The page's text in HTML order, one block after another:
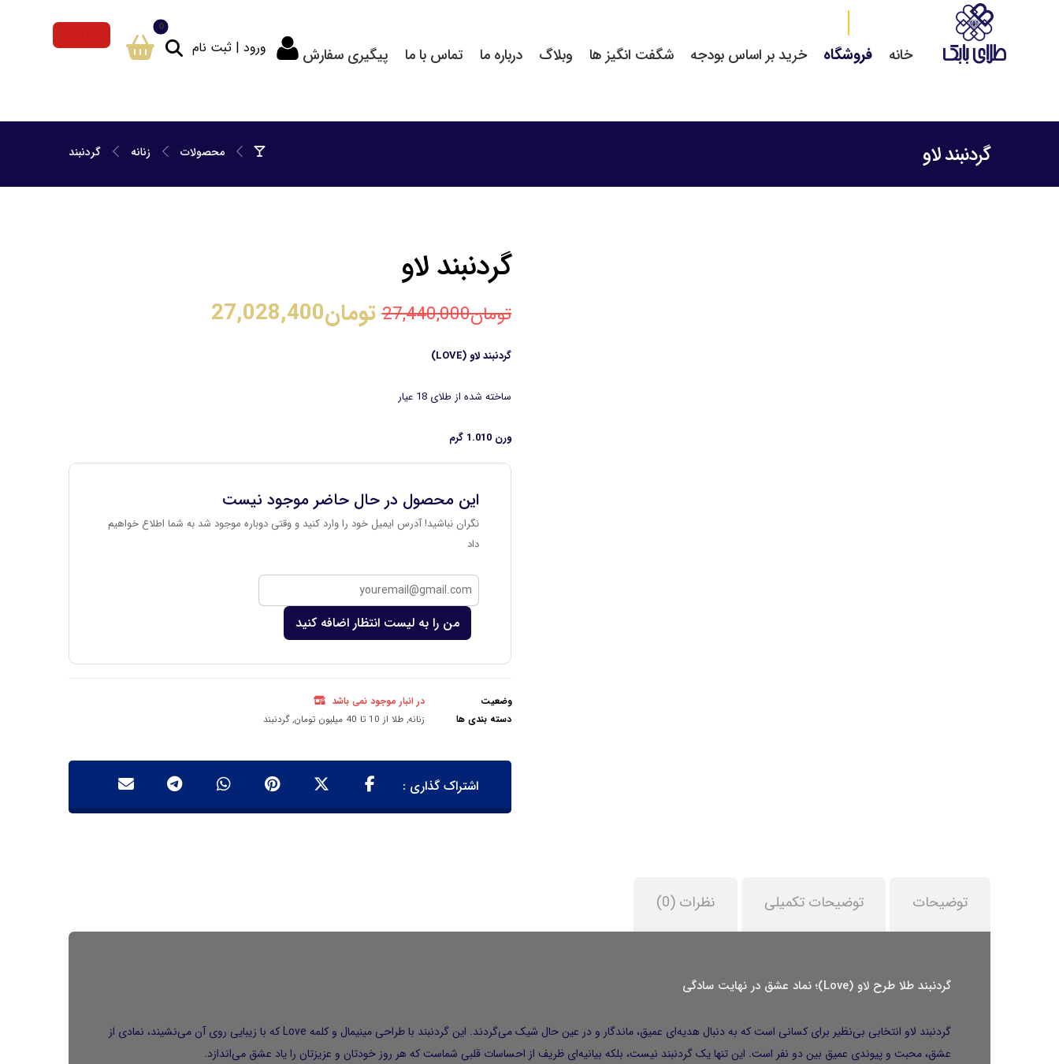
خانه فروشگاه خرید بر اساس بودجه شگفت انگیز ها وبلاگ درباره ما تماس با ما پیگیری سفارش ورود | ثبت نام
گردنبند لاو محصولات زنانه گردنبند
گردنبند لاو
تومان27,440,000 تومان27,028,400
گردنبند لاو (LOVE)
ساخته شده از طلای 18 عیار
ورن 1.010 گرم
این محصول در حال حاضر موجود نیست
نگران نباشید! آدرس ایمیل خود را وارد کنید و وقتی دوباره موجود شد به شما اطلاع خواهیم
داد
من را به لیست انتظار اضافه کنید
وضعیت
در انبار موجود نمی باشد
دسته بندی ها
زنانه,طلا از 10 تا 40 میلیون تومان ,گردنبند
توضیحات توضیحات تکمیلی نظرات (0)
گردنبند طلا طرح لاو (Love)؛ نماد عشق در نهایت سادگی
گردنبند لاو انتخابی بی‌نظیر برای کسانی است که به دنبال هدیه‌ای عمیق، ماندگار و در عین حال شیک
می‌گردند. این گردنبند با طراحی مینیمال و کلمه Love که با زیبایی روی آن می‌نشیند، نمادی از
عشق، محبت و پیوندی عمیق بین دو نفر است. این تنها یک گردنبند نیست، بلکه بیانیه‌ای ظریف از احساسات قلبی شماست که هر روز خودتان و عزیزتان را یاد عشق می‌اندازد.